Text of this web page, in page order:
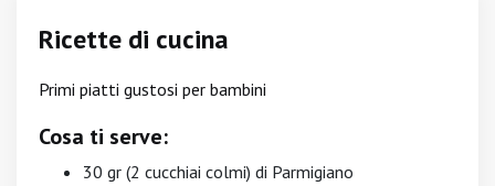
Ricette di cucina
Primi piatti gustosi per bambini
Cosa ti serve:
30 gr (2 cucchiai colmi) di Parmigiano